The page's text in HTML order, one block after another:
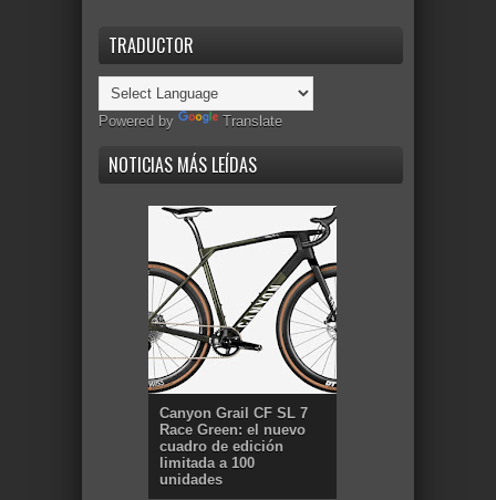
TRADUCTOR
Powered by Translate
NOTICIAS MÁS LEÍDAS
Canyon Grail CF SL 7
Race Green: el nuevo
cuadro de edición
limitada a 100
unidades